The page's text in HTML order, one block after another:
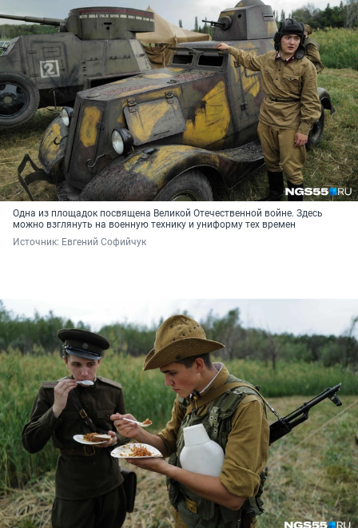
Одна из площадок посвящена Великой Отечественной войне. Здесь
можно взглянуть на военную технику и униформу тех времен
Источник: Евгений Софийчук